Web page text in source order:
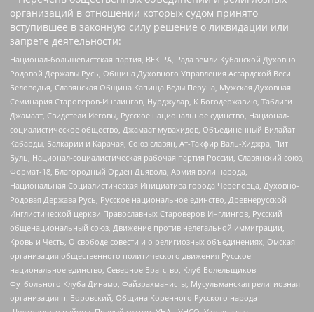
организаций в отношении которых судом принято
вступившее в законную силу решение о ликвидации или
запрете деятельности:
Национал-большевистская партия, ВЕК РА, Рада земли Кубанской Духовно
Родовой Державы Русь, Община Духовного Управления Асгардской Веси
Беловодья, Славянская Община Капища Веды Перуна, Мужская Духовная
Семинария Староверов-Инглингов, Нурджулар, К Богодержавию, Таблиги
Джамаат, Свидетели Иеговы, Русское национальное единство, Национал-
социалистическое общество, Джамаат мувахидов, Объединенный Вилайат
Кабарды, Балкарии и Карачая, Союз славян, Ат-Такфир Валь-Хиджра, Пит
Буль, Национал-социалистическая рабочая партия России, Славянский союз,
Формат-18, Благородный Орден Дьявола, Армия воли народа,
Национальная Социалистическая Инициатива города Череповца, Духовно-
Родовая Держава Русь, Русское национальное единство, Древнерусской
Инглистической церкви Православных Староверов-Инглингов, Русский
общенациональный союз, Движение против нелегальной иммиграции,
Кровь и Честь, О свободе совести и о религиозных объединениях, Омская
организация общественного политического движения Русское
национальное единство, Северное Братство, Клуб Болельщиков
Футбольного Клуба Динамо, Файзрахманисты, Мусульманская религиозная
организация п. Боровский, Община Коренного Русского народа